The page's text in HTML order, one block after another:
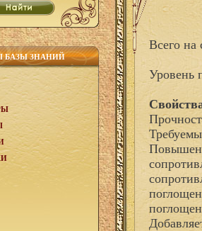
БАЗЫ ЗНАНИЙ
Всего на
Уровень